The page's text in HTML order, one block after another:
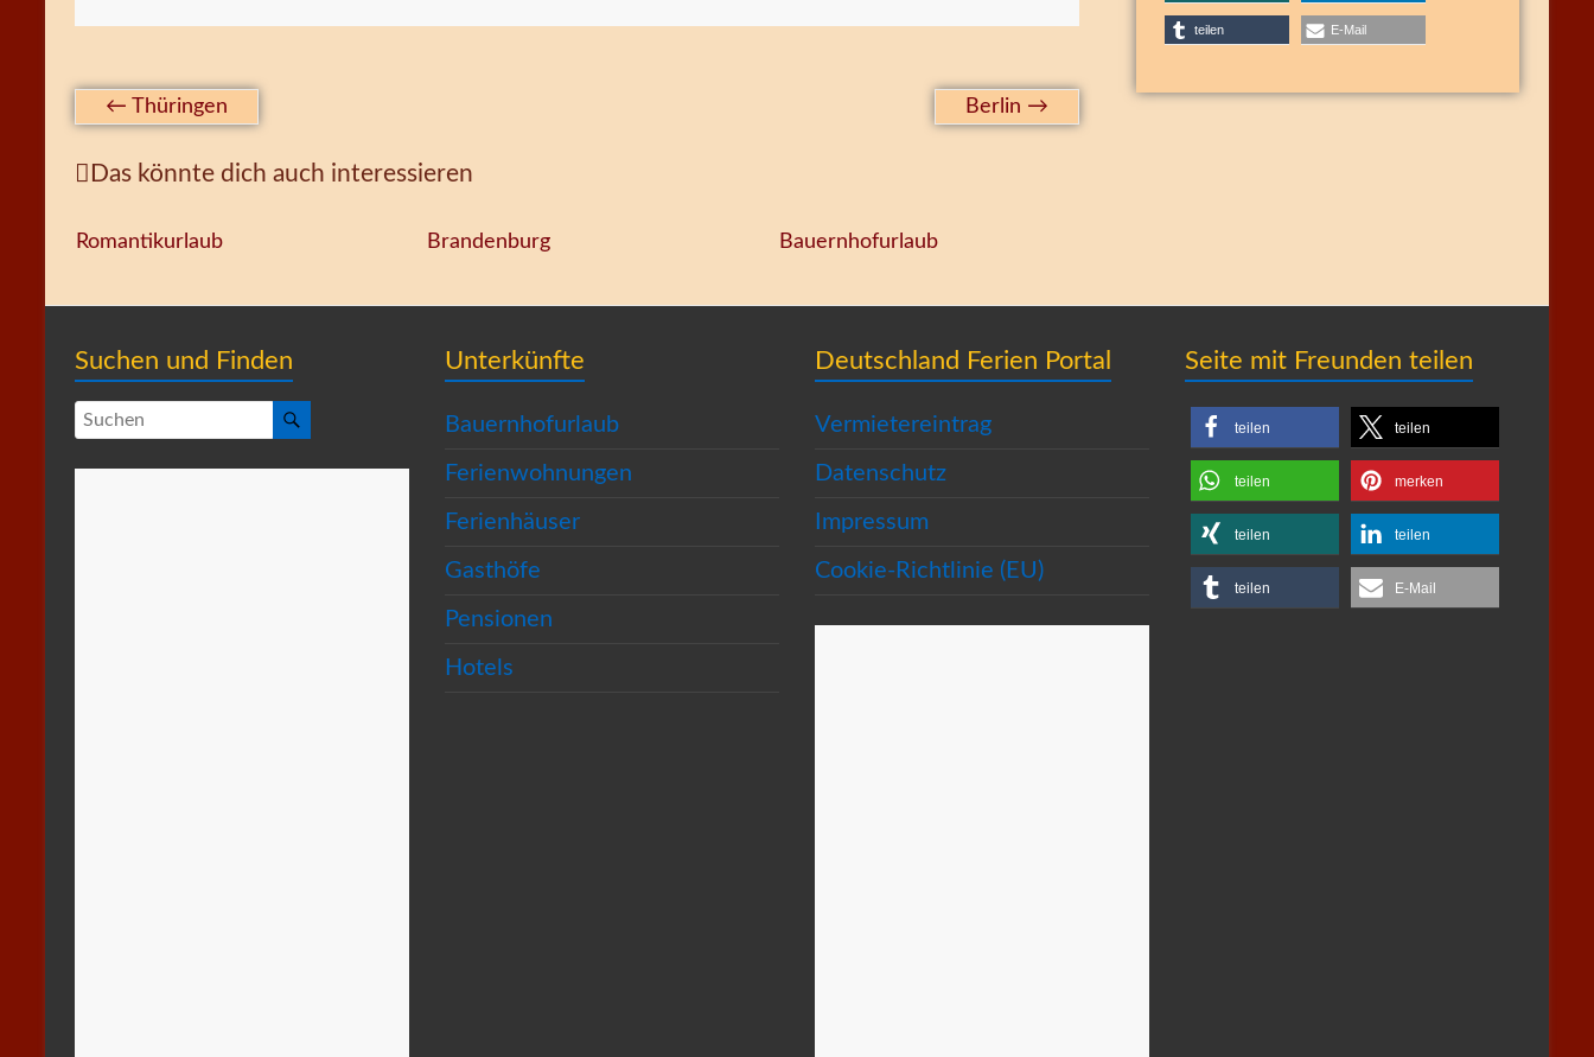
← Thüringen Berlin →
Das könnte dich auch interessieren
Romantikurlaub Brandenburg Bauernhofurlaub
teilen E-Mail
Suchen und Finden Unterkünfte
Bauernhofurlaub
Ferienwohnungen
Ferienhäuser
Gasthöfe
Pensionen
Hotels
Deutschland Ferien Portal
Vermietereintrag
Datenschutz
Impressum
Cookie-Richtlinie (EU)
Seite mit Freunden teilen
teilen teilen
teilen merken
teilen teilen
teilen E-Mail